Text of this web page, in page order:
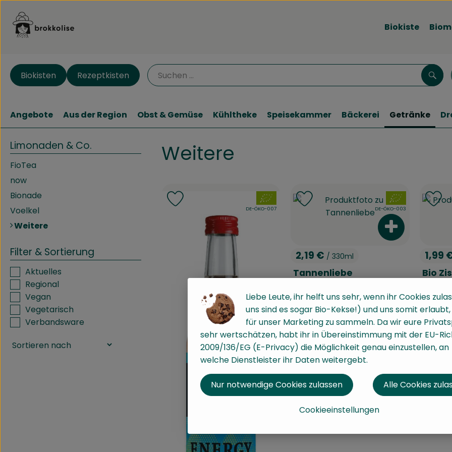
Biokiste
Biokisten Rezeptkisten
Angebote Aus der Region Obst & Gemüse Kühltheke Speisekammer Bäckerei Getränke
Limonaden & Co.
FioTea
now
Bionade
Voelkel
Weitere
Filter & Sortierung
Aktuelles
Regional
Vegan
Vegetarisch
Verbandsware
Weitere
, Verband:
, Kontrollstelle:
DE-ÖKO-007
Produkt zu Favouriten hinzufügen
, Preis:
2,19 € / 330ml
Tannenliebe
Produkt zum
, Verband:
, Kontrollstelle:
DE-ÖKO-003
Produkt zu Favouriten hinzufügen
,
1,99
Bio
Mehrweg
Liebe Leute, ihr helft uns sehr, wenn ihr Cookies
uns sind es sogar Bio-Kekse!) und uns somit
für unser Marketing zu sammeln. Da wir eure
sehr wertschätzen, habt ihr in Übereinstimmung mit der EU-
2009/136/EG (E-Privacy) die Möglichkeit genau einzustellen, an
welche Dienstleister ihr Daten weitergebt.
Cookieeinstellungen
Nur notwendige Cookies zulassen Alle Cookies